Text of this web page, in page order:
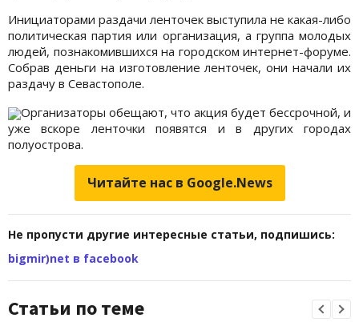
Инициаторами раздачи ленточек выступила не какая-либо
политическая партия или организация, а группа молодых
людей, познакомившихся на городском интернет-форуме.
Собрав деньги на изготовление ленточек, они начали их
раздачу в Севастополе.
Организаторы обещают, что акция будет бессрочной, и
уже вскоре ленточки появятся и в других городах
полуострова.
Читайте нас в Google.News
Не пропусти другие интересные статьи, подпишись:
bigmir)net в facebook
Статьи по теме